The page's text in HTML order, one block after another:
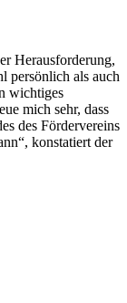
Herausforderung,
persönlich als auch
wichtiges
mich sehr, dass
des Fördervereins
konstatiert der